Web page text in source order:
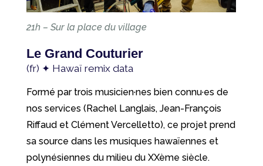
21h – Sur la place du village
Le Grand Couturier
(fr) ✦ Hawaï remix data
Formé par trois musicien·nes bien connu·es de
nos services (Rachel Langlais, Jean-François
Riffaud et Clément Vercelletto), ce projet prend
sa source dans les musiques hawaïennes et
polynésiennes du milieu du XXème siècle.